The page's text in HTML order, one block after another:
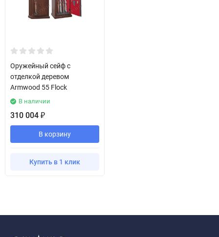
Оружейный сейф с
отделкой деревом
Armwood 55 Flock
В наличии
310 004 ₽
В корзину
Купить в 1 клик